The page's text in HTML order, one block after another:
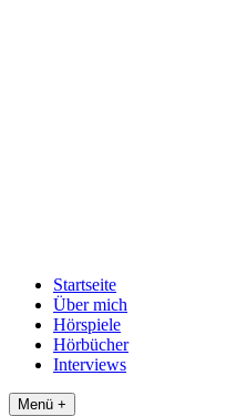
Startseite
Über mich
Hörspiele
Hörbücher
Interviews
Menü +